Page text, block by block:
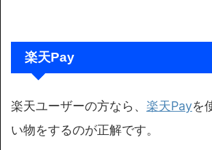
楽天Pay
楽天ユーザーの方なら、 楽天Payを
い物をするのが正解です。